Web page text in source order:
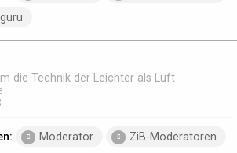
die Technik der Leichter als Luft
Moderator ZiB-Moderatoren